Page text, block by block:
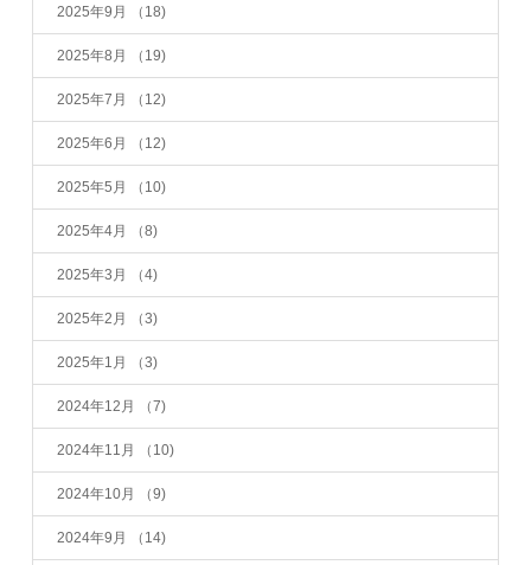
2025年9月 （18)
2025年8月 （19)
2025年7月 （12)
2025年6月 （12)
2025年5月 （10)
2025年4月 （8)
2025年3月 （4)
2025年2月 （3)
2025年1月 （3)
2024年12月 （7)
2024年11月 （10)
2024年10月 （9)
2024年9月 （14)